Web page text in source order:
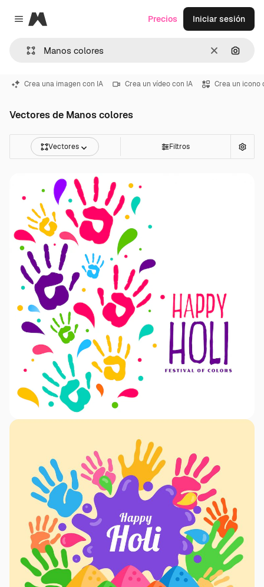
Close menu
Magnific
Borrar
Precios Iniciar sesión
Crea una imagen con IA Crea un vídeo con IA Crea un icono
Vectores de Manos colores
Vectores Filtros